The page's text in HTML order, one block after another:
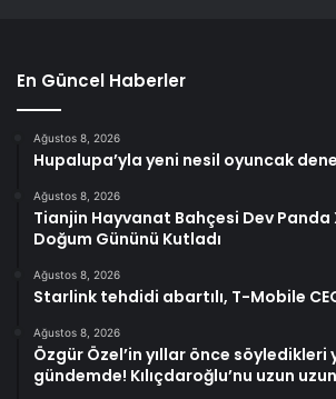
En Güncel Haberler
Ağustos 8, 2026
Hupalupa’yla yeni nesil oyuncak
Ağustos 8, 2026
Tianjin Hayvanat Bahçesi Dev Panda
Doğum Gününü Kutladı
Ağustos 8, 2026
Starlink tehdidi abartılı, T-Mobile
Ağustos 8, 2026
Özgür Özel’in yıllar önce söyledikleri
gündemde! Kılıçdaroğlu’nu uzun